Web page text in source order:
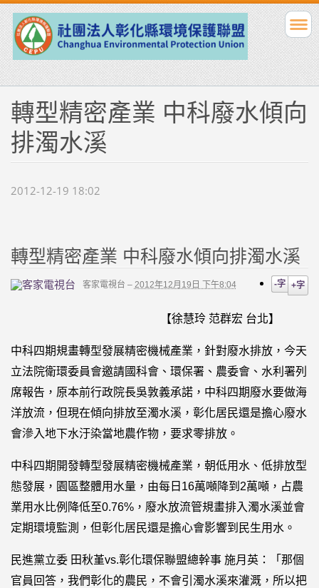
轉型精密產業 中科廢水傾向
排濁水溪
2012-12-19 18:02
轉型精密產業 中科廢水傾向排濁水溪
-字 +字
客家電視台 – 2012年12月19日 下午8:04
【徐慧玲 范群宏 台北】
中科四期規畫轉型發展精密機械產業，針對廢水排放，今天
立法院衛環委員會邀請國科會、環保署、農委會、水利署列
席報告，原本前行政院長吳敦義承諾，中科四期廢水要做海
洋放流，但現在傾向排放至濁水溪，彰化居民還是擔心廢水
會滲入地下水汙染當地農作物，要求零排放。
中科四期開發轉型發展精密機械產業，朝低用水、低排放型
態發展，園區整體用水量，由每日16萬噸降到2萬噸，占農
業用水比例降低至0.76%，廢水放流管規畫排入濁水溪並會
定期環境監測，但彰化居民還是擔心會影響到民生用水。
民進黨立委 田秋堇vs.彰化環保聯盟總幹事 施月英：「那個
官員回答，我們彰化的農民，不會引濁水溪來灌溉，所以把